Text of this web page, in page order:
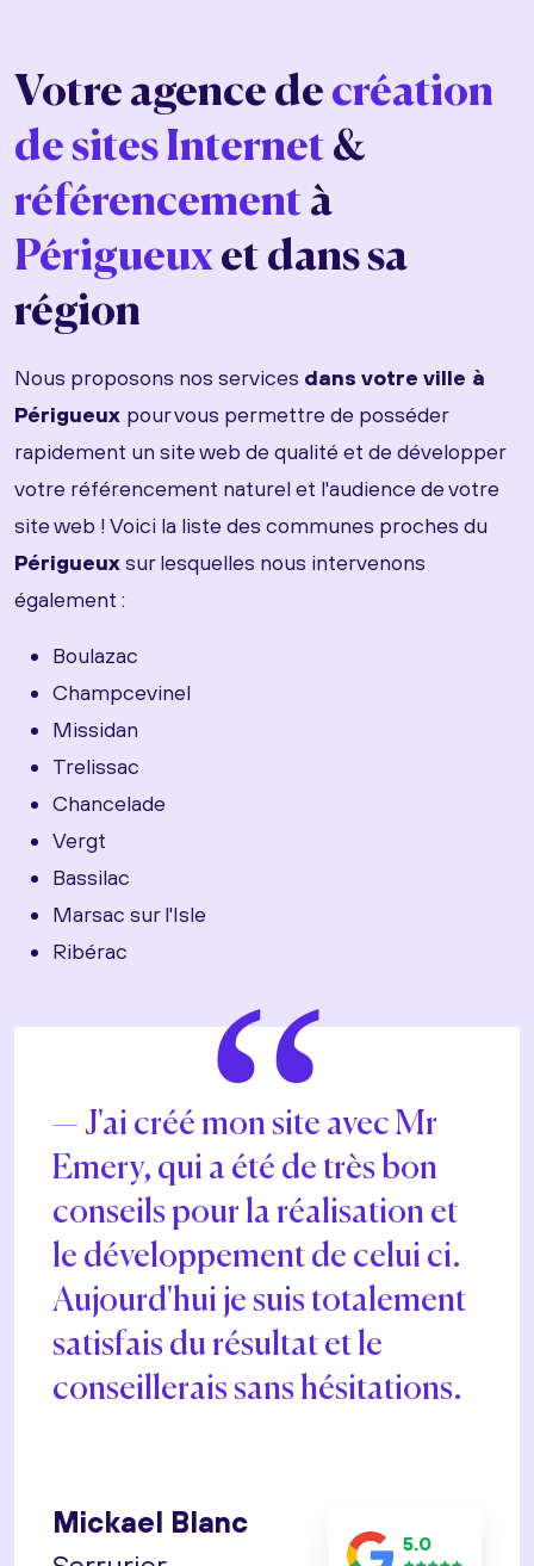
Votre agence de création
de sites Internet &
référencement à
Périgueuxet dans sa
région
Nous proposons nos services dans votre ville à
Périgueux pour vous permettre de posséder
rapidement un site web de qualité et de développer
votre référencement naturel et l'audience de votre
site web ! Voici la liste des communes proches du
Périgueuxsur lesquelles nous intervenons
également :
Boulazac
Champcevinel
Missidan
Trelissac
Chancelade
Vergt
Bassilac
Marsac sur l'Isle
Ribérac
“
J'ai créé mon site avec Mr
Emery, qui a été de très bon
conseils pour la réalisation et
le développement de celui ci.
Aujourd'hui je suis totalement
satisfais du résultat et le
conseillerais sans hésitations.
Mickael Blanc
5.0